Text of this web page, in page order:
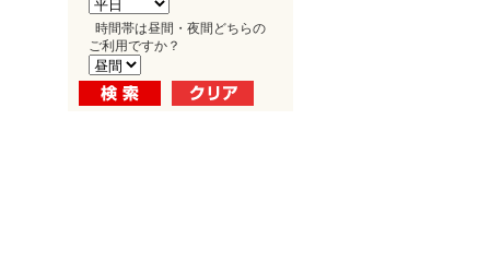
時間帯は昼間・夜間どちらの
ご利用ですか？